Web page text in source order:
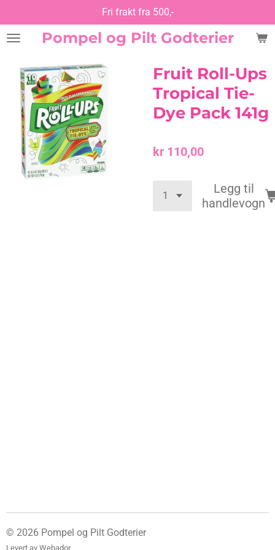
til
hovedinnholdPompel og Pilt Godterier
Fri frakt fra 500,-
Fruit Roll-Ups
Tropical Tie-
Dye Pack 141g
kr 110,00
Legg til
handlevogn
© 2026 Pompel og Pilt Godterier
Levert av Webador